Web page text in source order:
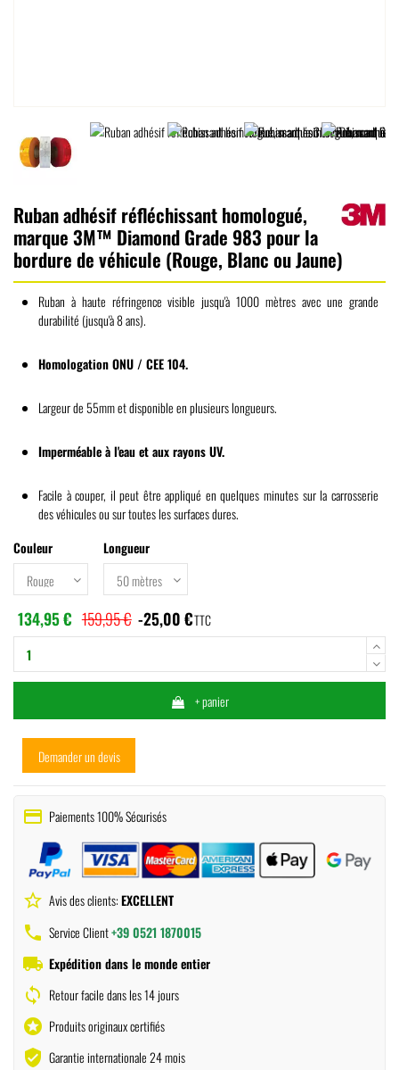
Ruban adhésif réfléchissant homologué,
marque 3M™ Diamond Grade 983 pour la
bordure de véhicule (Rouge, Blanc ou Jaune)
Ruban à haute réfringence visible jusqu'à 1000 mètres avec une grande
durabilité (jusqu'à 8 ans).
Homologation ONU / CEE 104.
Largeur de 55mm et disponible en plusieurs longueurs.
Imperméable à l'eau et aux rayonsUV.
Facile à couper, il peut être appliqué en quelques minutes sur la carrosserie
des véhicules ou sur toutes les surfaces dures.
Couleur
Longueur
134,95 € 159,95 € -25,00 €TTC
+ panier
Demander un devis
payment Paiements 100% Sécurisés
star_border Avis des clients:EXCELLENT
phone Service Client+39 0521 1870015
local_shipping Expédition dans le monde entier
sync Retour facile dans les 14 jours
stars Produits originaux certifiés
verified_user Garantie internationale 24 mois